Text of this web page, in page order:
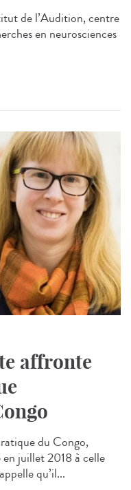
de l’Audition, centre
en neurosciences
affronte
du Congo,
juillet 2018 à celle
qu’il...